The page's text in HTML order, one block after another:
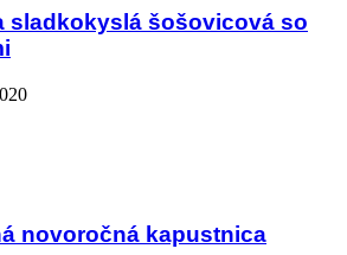
sladkokyslá šošovicová so
novoročná kapustnica